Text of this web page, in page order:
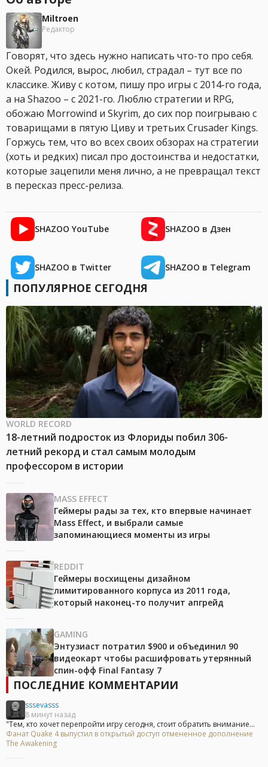
Miltroen
Редактор
Говорят, что здесь нужно написать что-то про себя.
Окей. Родился, вырос, любил, страдал – тут все по
классике. Живу с котом, пишу про игры с 2014-го года,
а на Shazoo – с 2021-го. Люблю стратегии и RPG,
обожаю Morrowind и Skyrim, до сих пор поигрываю с
товарищами в пятую Циву и третьих Crusader Kings.
Горжусь тем, что во всех своих обзорах на стратегии
(хоть и редких) писал про достоинства и недостатки,
которые зацепили меня лично, а не превращал текст
в пересказ пресс-релиза.
SHAZOO YouTube SHAZOO в Дзен
SHAZOO в Twitter SHAZOO в Telegram
ПОПУЛЯРНОЕ СЕГОДНЯ
WORLD RECORD
18-летний подросток из Флориды побил 306-
летний рекорд и стал самым молодым
профессором в истории
MASS EFFECT
Геймеры рады за тех, кто впервые начинает
Mass Effect, и выбрали самые
запоминающиеся моменты из игры
REDDIT
Геймеры восхищены дизайном
лимитированного корпуса из 2011 года,
который наконец-то получит апгрейд
GAMING
Энтузиаст потратил $900 и объединил 90
видеокарт чтобы расшифровать утерянный
спин-офф Final Fantasy 7
ПОСЛЕДНИЕ КОММЕНТАРИИ
sssevasss
8 минут назад
"Тем, кто хочет перепройти игру сегодня, стоит обратить внимание...
Фанат Quake 4 выпустил в открытый доступ отмененное дополнение
The Awakening